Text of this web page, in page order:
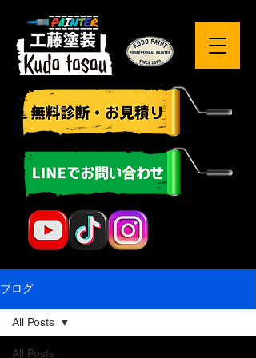
ブログ
All Posts
All Posts